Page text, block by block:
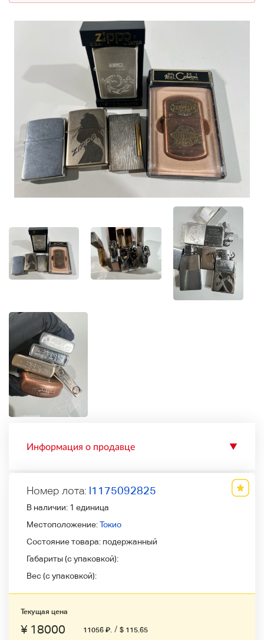
Информация о продавце ▼
Номер лота: l1175092825
В наличии: 1 единица
Местоположение:Токио
Состояние товара: подержанный
Габариты (с упаковкой):
Вес (с упаковкой):
Текущая цена
¥ 18000 11056 ₽. / $ 115.65